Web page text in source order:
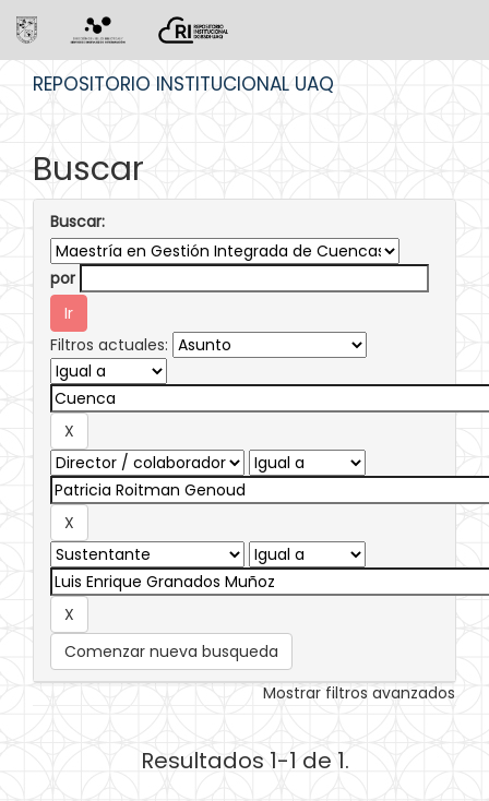
REPOSITORIO INSTITUCIONAL UAQ
Buscar
Buscar:
por
Filtros actuales:
Comenzar nueva busqueda
Mostrar filtros avanzados
Resultados 1-1 de 1.